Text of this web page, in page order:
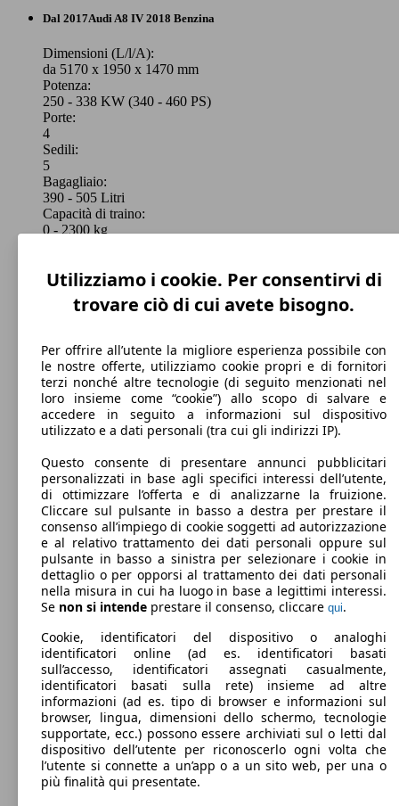
A8 60 3.0 tfsi e design selection quattro
tiptronic
250 KW
Berlina
Elettrica/Diesel
Model Version
A8 L 50 3.0 tdi mhev design selection quattro
tiptronic
210 KW
(286 PS)
210 KW
(286 PS)
Elettrica/Benzina
Model Version
Leistung
A8 L 60 3.0 tfsi e design selection quattro
Dal 2017Audi A8 IV 2018 Benzina
Dimensioni (L/l/A):
da 5170 x 1950 x 1470 mm
Potenza:
250 - 338 KW (340 - 460 PS)
Porte:
4
Sedili:
5
Bagagliaio:
390 - 505 Litri
Capacità di traino:
0 - 2300 kg
Berlina
Elettrica/Benzina
Model Version
Leistung
Dal 2017 Audi A8 IV 2018 Diesel
Dimensioni (L/l/A):
da 5170 x 1950 x 1470 mm
Potenza:
210 - 320 KW (286 - 435 PS)
Porte:
4
Sedili:
5
Utilizziamo i cookie. Per consentirvi di
trovare ciò di cui avete bisogno.
Per offrire all’utente la migliore esperienza possibile con
le nostre offerte, utilizziamo cookie propri e di fornitori
terzi nonché altre tecnologie (di seguito menzionati nel
loro insieme come “cookie”) allo scopo di salvare e
accedere in seguito a informazioni sul dispositivo
utilizzato e a dati personali (tra cui gli indirizzi IP).
Questo consente di presentare annunci pubblicitari
personalizzati in base agli specifici interessi dell’utente,
di ottimizzare l’offerta e di analizzarne la fruizione.
Cliccare sul pulsante in basso a destra per prestare il
consenso all’impiego di cookie soggetti ad autorizzazione
e al relativo trattamento dei dati personali oppure sul
pulsante in basso a sinistra per selezionare i cookie in
dettaglio o per opporsi al trattamento dei dati personali
nella misura in cui ha luogo in base a legittimi interessi.
Se non si intende prestare il consenso, cliccare qui.
Cookie, identificatori del dispositivo o analoghi
identificatori online (ad es. identificatori basati
sull’accesso, identificatori assegnati casualmente,
identificatori basati sulla rete) insieme ad altre
informazioni (ad es. tipo di browser e informazioni sul
browser, lingua, dimensioni dello schermo, tecnologie
supportate, ecc.) possono essere archiviati sul o letti dal
dispositivo dell’utente per riconoscerlo ogni volta che
l’utente si connette a un’app o a un sito web, per una o
più finalità qui presentate.